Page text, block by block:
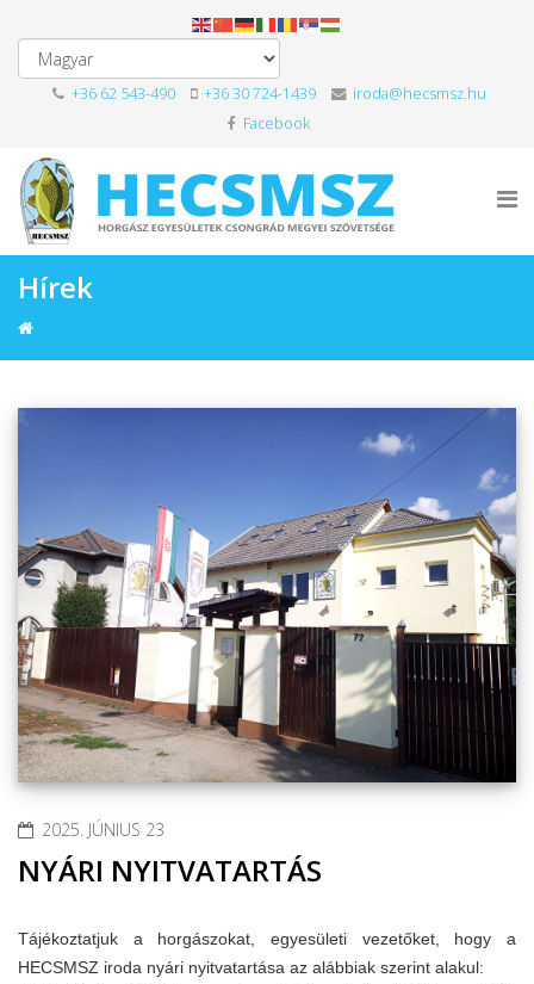
+36 62 543-490 +36 30 724-1439
iroda@hecsmsz.hu
Facebook
Hírek
2025. JÚNIUS 23
NYÁRI NYITVATARTÁS
Tájékoztatjuk a horgászokat, egyesületi vezetőket, hogy a
HECSMSZ iroda nyári nyitvatartása az alábbiak szerint alakul: